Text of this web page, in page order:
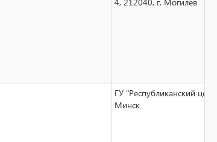
ГУ "Республиканский
Минск